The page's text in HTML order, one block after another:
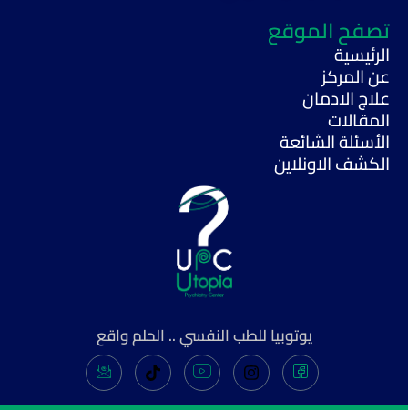
تصفح الموقع
الرئيسية
عن المركز
علاج الادمان
المقالات
الأسئلة الشائعة
الكشف الاونلاين
يوتوبيا للطب النفسي .. الحلم واقع